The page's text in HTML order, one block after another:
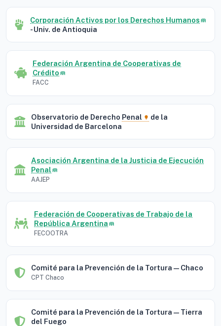
Corporación Activos por los Derechos Humanos
- Univ. de Antioquia
Federación Argentina de Cooperativas de
Crédito
FACC
Observatorio de Derecho Penal
de la
Universidad de Barcelona
Asociación Argentina de la Justicia de Ejecución
Penal
AAJEP
Federación de Cooperativas de Trabajo de la
República Argentina
FECOOTRA
Comité para la Prevención de la Tortura — Chaco
CPT Chaco
Comité para la Prevención de la Tortura — Tierra
del Fuego